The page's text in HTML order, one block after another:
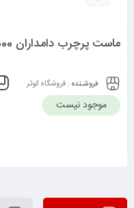
ماست پرچرب دامداران 2000گرم 6260272803905
فروشـنده : فروشگاه کوثر
موجود نیست